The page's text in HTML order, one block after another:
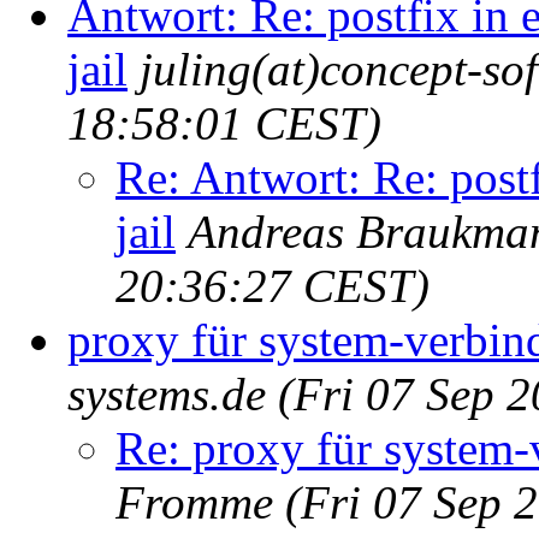
Antwort: Re: postfix in
jail juling(at)concept-
18:58:01 CEST)
Re: Antwort: Re:
jail Andreas
20:36:27 CEST)
proxy für system-
systems.de (Fri 07 Sep
Re: proxy für
Fromme (Fri 07 Sep